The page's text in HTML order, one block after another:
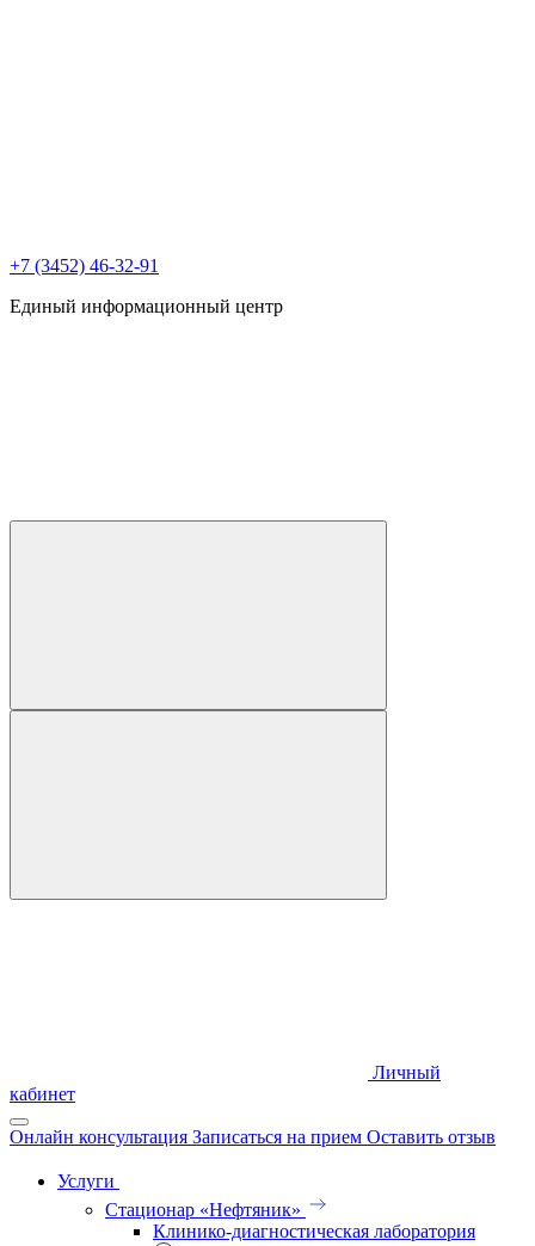
+7 (3452) 46-32-91
Единый информационный центр
Личный
кабинет
Онлайн консультация Записаться на прием Оставить отзыв
Услуги
Стационар «Нефтяник»
Клинико-диагностическая лаборатория